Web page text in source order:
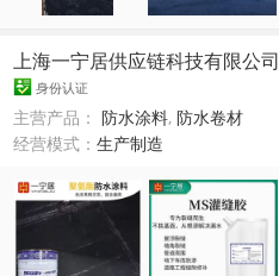
上海一宁居供应链科技有限公司
身份认证
主营产品：防水涂料,防水卷材
经营模式：生产制造